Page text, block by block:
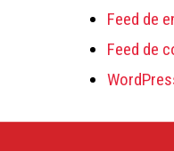
Feed de
Feed de